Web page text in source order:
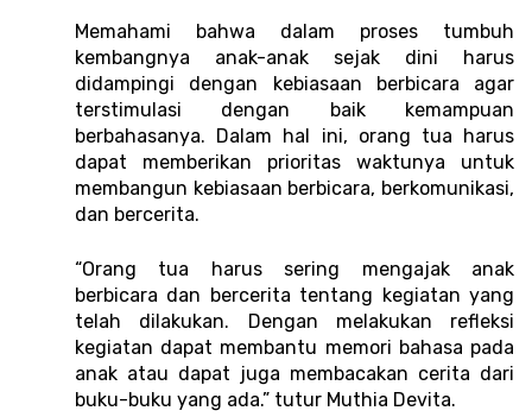
Memahami bahwa dalam proses tumbuh
kembangnya anak-anak sejak dini harus
didampingi dengan kebiasaan berbicara agar
terstimulasi dengan baik kemampuan
berbahasanya. Dalam hal ini, orang tua harus
dapat memberikan prioritas waktunya untuk
membangun kebiasaan berbicara, berkomunikasi,
dan bercerita.
“Orang tua harus sering mengajak anak
berbicara dan bercerita tentang kegiatan yang
telah dilakukan. Dengan melakukan refleksi
kegiatan dapat membantu memori bahasa pada
anak atau dapat juga membacakan cerita dari
buku-buku yang ada.” tutur Muthia Devita.